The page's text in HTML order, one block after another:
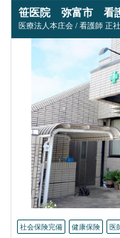
笹医院 弥富市 看
医療法人本庄会 / 看護師 正
社会保険完備 健康保険 医